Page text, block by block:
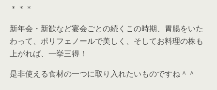
＊＊＊
新年会・新歓など宴会ごとの続くこの時期、胃腸をいた
わって、ポリフェノールで美しく、そしてお料理の株も
上がれば、一挙三得！
是非使える食材の一つに取り入れたいものですね＾＾